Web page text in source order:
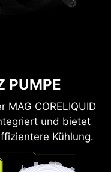
PUMPE
MAG CORELIQUID
und bietet
Kühlung.